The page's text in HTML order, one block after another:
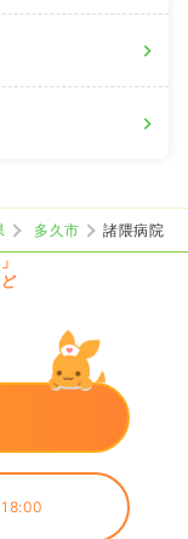
多久市
諸隈病院